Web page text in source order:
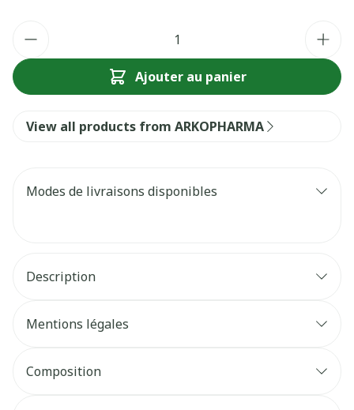
Ajouter au panier
View all products from ARKOPHARMA
Modes de livraisons disponibles
Description
Mentions légales
Composition